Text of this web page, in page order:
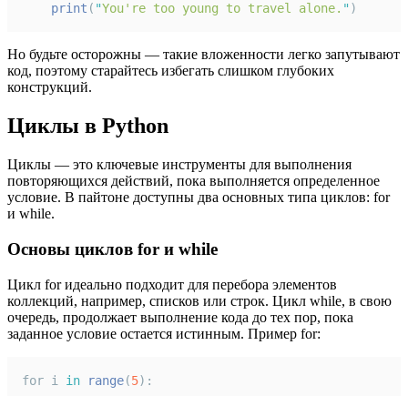
print ( "You're too young to travel alone. ")
Но будьте осторожны — такие вложенности легко запутывают
код, поэтому старайтесь избегать слишком глубоких
конструкций.
Циклы в Python
Циклы — это ключевые инструменты для выполнения
повторяющихся действий, пока выполняется определенное
условие. В пайтоне доступны два основных типа циклов: for
и while.
Основы циклов for и while
Цикл for идеально подходит для перебора элементов
коллекций, например, списков или строк. Цикл while, в свою
очередь, продолжает выполнение кода до тех пор, пока
заданное условие остается истинным. Пример for:
for i in range(5):